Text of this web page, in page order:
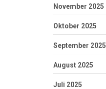
November 2025
Oktober 2025
September 2025
August 2025
Juli 2025